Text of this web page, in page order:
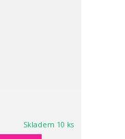
Skladem 10 ks